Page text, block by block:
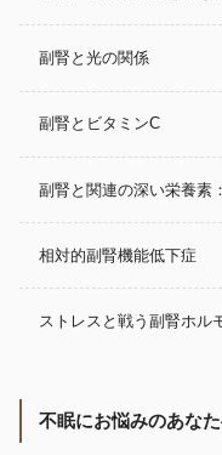
副腎と光の関係
副腎とビタミンC
副腎と関連の深い栄養素
相対的副腎機能低下症
ストレスと戦う副腎ホル
不眠にお悩みのあな